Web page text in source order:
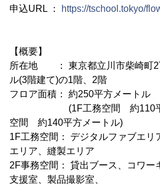
申込URL ：
https://tschool.tokyo/
【概要】
所在地 ： 東京都立川市柴崎町2
ル(3階建て)の1階、2階
フロア面積： 約250平方メートル
(1F工務空間 約110平方
空間 約140平方メートル)
1F工務空間： デジタルファブエリ
エリア、縫製エリア
2F事務空間： 貸出ブース、コワー
支援室、製品撮影室、